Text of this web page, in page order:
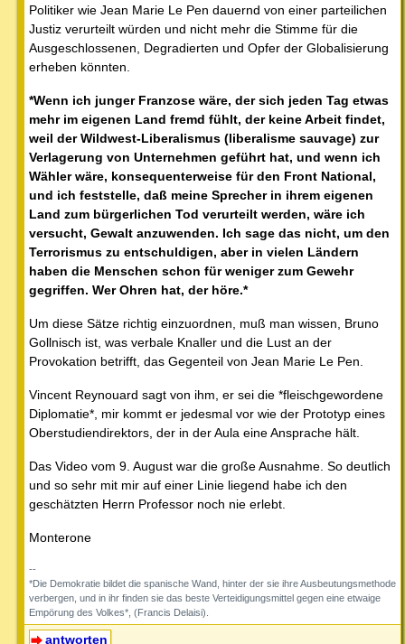
Politiker wie Jean Marie Le Pen dauernd von einer parteilichen
Justiz verurteilt würden und nicht mehr die Stimme für die
Ausgeschlossenen, Degradierten und Opfer der Globalisierung
erheben könnten.
*Wenn ich junger Franzose wäre, der sich jeden Tag etwas
mehr im eigenen Land fremd fühlt, der keine Arbeit findet,
weil der Wildwest-Liberalismus (liberalisme sauvage) zur
Verlagerung von Unternehmen geführt hat, und wenn ich
Wähler wäre, konsequenterweise für den Front National,
und ich feststelle, daß meine Sprecher in ihrem eigenen
Land zum bürgerlichen Tod verurteilt werden, wäre ich
versucht, Gewalt anzuwenden. Ich sage das nicht, um den
Terrorismus zu entschuldigen, aber in vielen Ländern
haben die Menschen schon für weniger zum Gewehr
gegriffen. Wer Ohren hat, der höre.*
Um diese Sätze richtig einzuordnen, muß man wissen, Bruno
Gollnisch ist, was verbale Knaller und die Lust an der
Provokation betrifft, das Gegenteil von Jean Marie Le Pen.
Vincent Reynouard sagt von ihm, er sei die *fleischgewordene
Diplomatie*, mir kommt er jedesmal vor wie der Prototyp eines
Oberstudiendirektors, der in der Aula eine Ansprache hält.
Das Video vom 9. August war die große Ausnahme. So deutlich
und so sehr mit mir auf einer Linie liegend habe ich den
geschätzten Herrn Professor noch nie erlebt.
Monterone
--
*Die Demokratie bildet die spanische Wand, hinter der sie ihre Ausbeutungsmethode
verbergen, und in ihr finden sie das beste Verteidigungsmittel gegen eine etwaige
Empörung des Volkes*, (Francis Delaisi).
antworten